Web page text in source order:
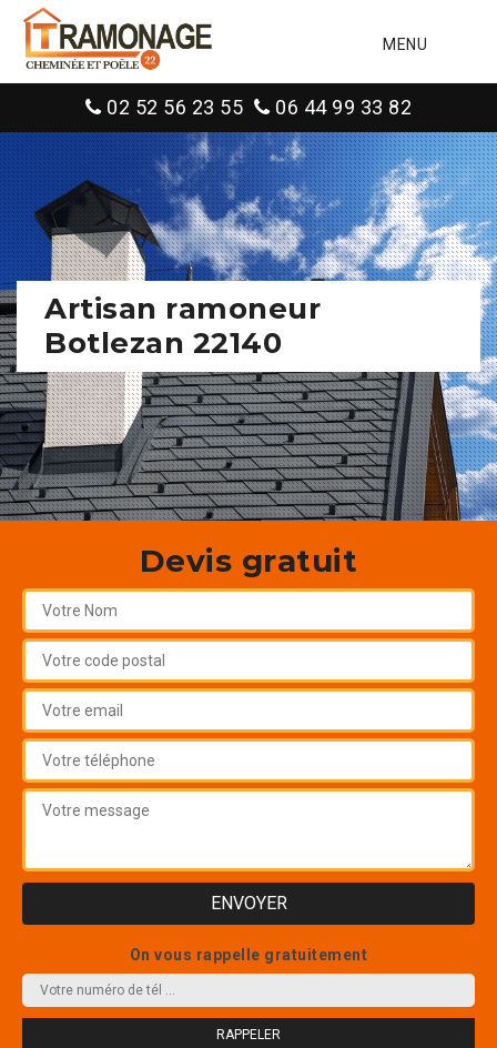
MENU
02 52 56 23 55 06 44 99 33 82
Artisan ramoneur
Botlezan 22140
Devis gratuit
On vous rappelle gratuitement